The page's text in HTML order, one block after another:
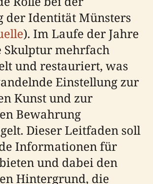
der Identität Münsters
). Im Laufe der Jahre
Skulptur mehrfach
und restauriert, was
Einstellung zur
Kunst und zur
Bewahrung
Dieser Leitfaden soll
Informationen für
und dabei den
Hintergrund, die